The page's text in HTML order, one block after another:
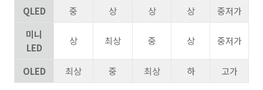
QLED
중 상 상 상
중저가
미니
LED
상 최상 중 상 중저가
OLED 최상 중 최상 하 고가